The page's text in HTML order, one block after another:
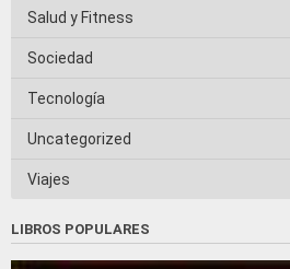
Salud y Fitness
Sociedad
Tecnología
Uncategorized
Viajes
LIBROS POPULARES